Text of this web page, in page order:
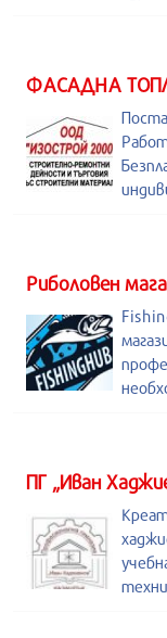
ФАСАДНА
Риболовен
ПГ „Иван